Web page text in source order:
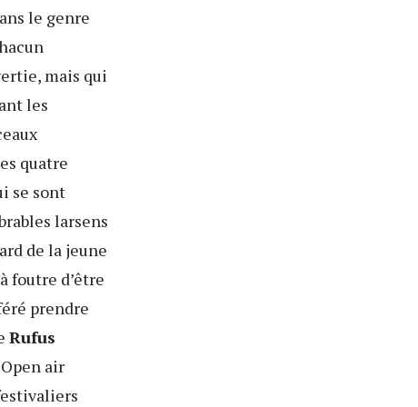
le genre
mais qui
les
quatre
se sont
larsens
de la jeune
foutre d’être
prendre
Rufus
air